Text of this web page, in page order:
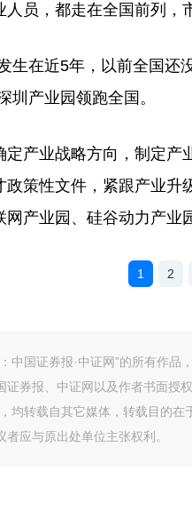
员，都走在全国前列，
在近5年，以前全国还
圳产业园领跑全国。
业战略方向，制定产
策性文件，紧跟产业
产业园、硅谷动力产业
1 2
中国证券报·中证网”的所有作
证券报、中证网以及作者书面授
均转载自其它媒体，转载目的
应与原出处单位主张权利。